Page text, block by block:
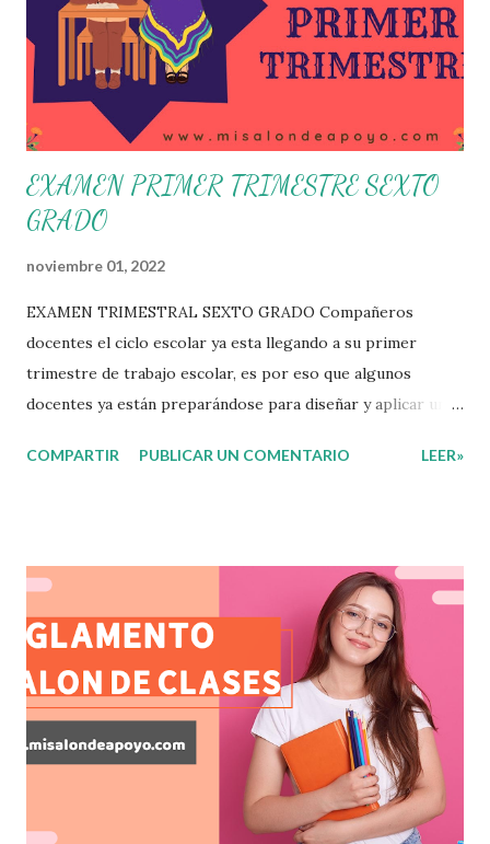
Sesión Ordinaria se les invita a que reflexionen y acuerden
posibles acciones a realizar colaborativamente en la escuela
y con la comunidad, a fin de atender las problemáticas
identificadas. Compañeros docentes en est...
EXAMEN PRIMER TRIMESTRE SEXTO
GRADO
noviembre 01, 2022
EXAMEN TRIMESTRAL SEXTO GRADO Compañeros
docentes el ciclo escolar ya esta llegando a su primer
trimestre de trabajo escolar, es por eso que algunos
docentes ya están preparándose para diseñar y aplicar una
por parte de nuestros aprendientes. El examen consta de
aprendizajes claves que sus nuevos aprendientes ya
lograron alcanzar y de aquellos que aun necesitan
consolidar. Esto con la finalidad de que elaboramos un
plan de intervención adecuado para atender las necesidades
que nuestro grupo requiera de acuerdo a los resultados del
examen trimestral que apliquemos. Sin mas que decir les
damos las gracias para seguir apoyándonos en este nuevo
blog educativo y gracias por su preferencia. Recuerden
que todo material que aquí se comparte solo se hac...
COMPARTIR PUBLICAR UN COMENTARIO LEER»